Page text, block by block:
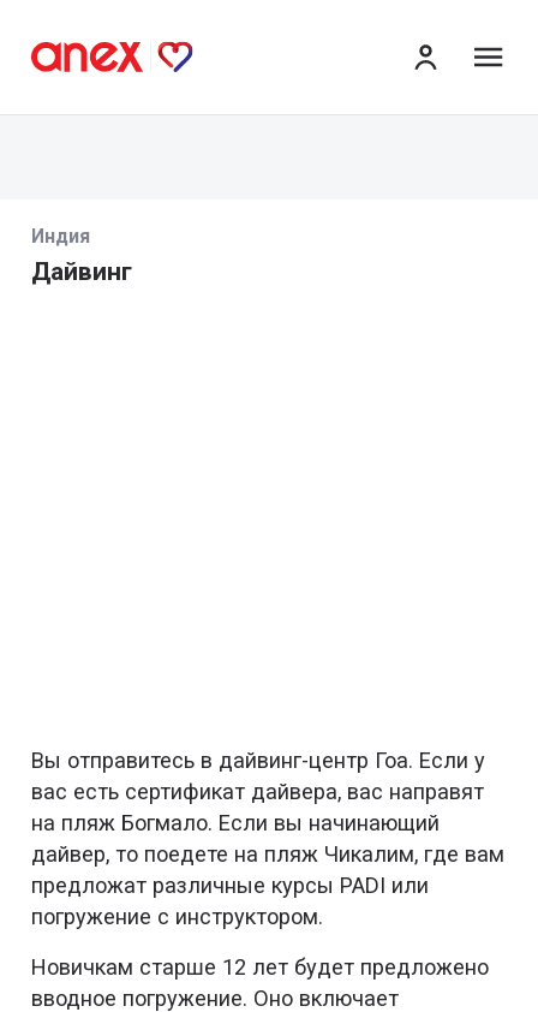
Индия
Дайвинг
Вы отправитесь в дайвинг-центр Гоа. Если у
вас есть сертификат дайвера, вас направят
на пляж Богмало. Если вы начинающий
дайвер, то поедете на пляж Чикалим, где вам
предложат различные курсы PADI или
погружение с инструктором.
Новичкам старше 12 лет будет предложено
вводное погружение. Оно включает